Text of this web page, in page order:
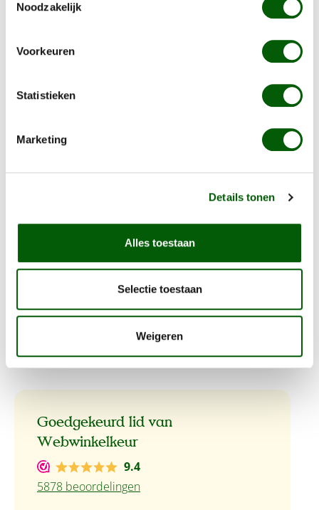
Noodzakelijk
Voorkeuren
Statistieken
Marketing
Details tonen
Alles toestaan
Selectie toestaan
Weigeren
Goedgekeurd lid van
Webwinkelkeur
9.4
5878 beoordelingen
Ingrediënten individueel worden benoemd en
niet onder een groepsbenaming worden
Geen gebruik van niet-onsloten granen bijv. tarwe
verteerbare granen bijv. rijst of aardappelen
ingrediënten voor je hond.
Op zoek naar goede hondenbrokken op basis van
goede hondenbrokkenvan Nero Gold en bestel
het uitgebreideproefpakket van Nero Goldvoor je